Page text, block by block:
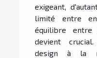
exigeant,
limité entre
équilibre entre
devient
design à la